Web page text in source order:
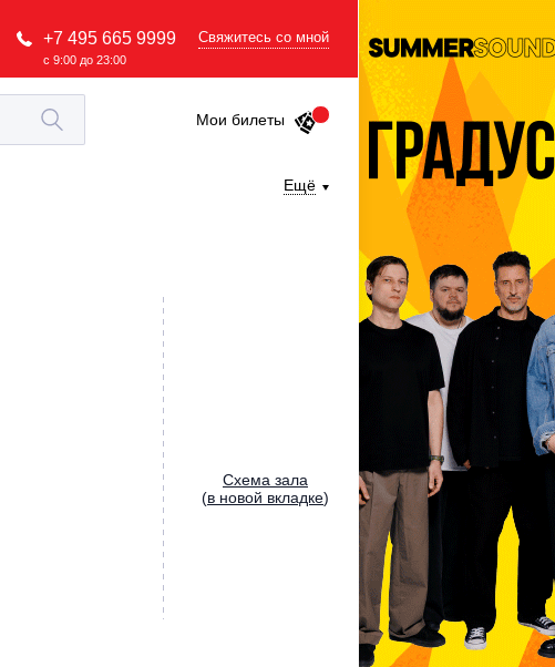
+7 495 665 9999
с 9:00 до 23:00
Свяжитесь со мной
Мои билеты
Ещё
Cхема зала
(в новой вкладке)